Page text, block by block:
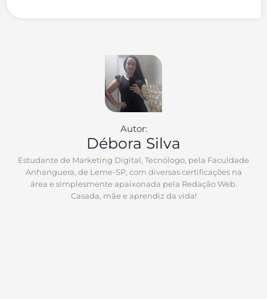
Autor:
Débora Silva
Estudante de Marketing Digital, Tecnólogo, pela Faculdade
Anhanguera, de Leme-SP, com diversas certificações na
área e simplesmente apaixonada pela Redação Web.
Casada, mãe e aprendiz da vida!